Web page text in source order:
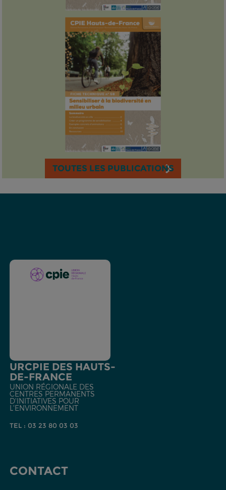
TOUTES LES PUBLICATIONS
URCPIE DES HAUTS-
DE-FRANCE
UNION RÉGIONALE DES
CENTRES PERMANENTS
D'INITIATIVES POUR
L'ENVIRONNEMENT
TEL : 03 23 80 03 03
CONTACT